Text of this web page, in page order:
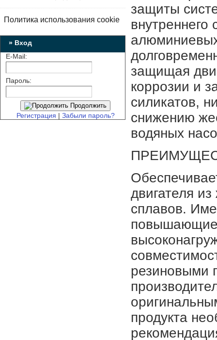
защиты
защищая
коррозии и
силикатов,
снижению
водяных
двигателя
сплавов.
повышающие
резиновыми
продукта
Политика использования cookie
» Вход
E-Mail:
Пароль:
Продолжить
Регистрация | Забыли пароль?